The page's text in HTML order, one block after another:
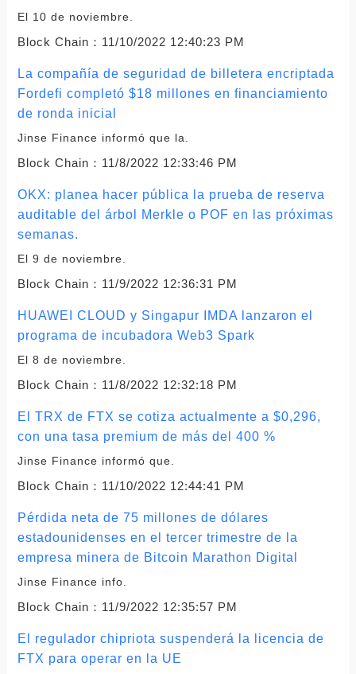
El 10 de noviembre.
Block Chain： 11/10/2022 12:40:23 PM
La compañía de seguridad de billetera encriptada
Fordefi completó $18 millones en financiamiento
de ronda inicial
Jinse Finance informó que la.
Block Chain： 11/8/2022 12:33:46 PM
OKX: planea hacer pública la prueba de reserva
auditable del árbol Merkle o POF en las próximas
semanas.
El 9 de noviembre.
Block Chain： 11/9/2022 12:36:31 PM
HUAWEI CLOUD y Singapur IMDA lanzaron el
programa de incubadora Web3 Spark
El 8 de noviembre.
Block Chain： 11/8/2022 12:32:18 PM
El TRX de FTX se cotiza actualmente a $0,296,
con una tasa premium de más del 400 %
Jinse Finance informó que.
Block Chain： 11/10/2022 12:44:41 PM
Pérdida neta de 75 millones de dólares
estadounidenses en el tercer trimestre de la
empresa minera de Bitcoin Marathon Digital
Jinse Finance info.
Block Chain： 11/9/2022 12:35:57 PM
El regulador chipriota suspenderá la licencia de
FTX para operar en la UE